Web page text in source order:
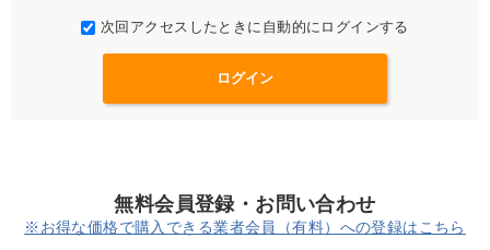
次回アクセスしたときに自動的にログインする
無料会員登録・お問い合わせ
※お得な価格で購入できる業者会員（有料）への登録はこちら